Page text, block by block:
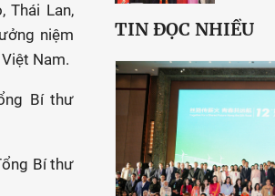
Thái Lan,
niệm
Nam.
Bí thư
TIN ĐỌC NHIỀU